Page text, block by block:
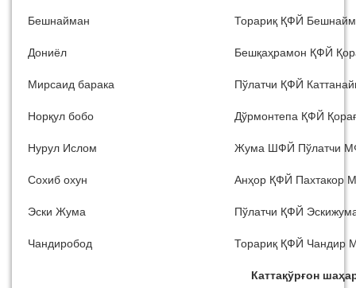
Бешнайман Торариқ ҚФЙ
Дониёл Бешқаҳрамон ҚФЙ
Мирсаид барака Пўлатчи ҚФЙ
Норқул бобо Дўрмонтепа ҚФЙ
Нурул Ислом Жума ШФЙ Пўлатчи
Сохиб охун Анҳор ҚФЙ Пахтакор
Эски Жума Пўлатчи ҚФЙ
Чандиробод Торариқ ҚФЙ Чандир
Каттақўрғон